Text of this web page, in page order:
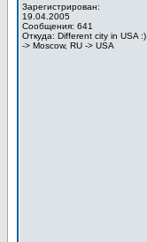
Зарегистрирован:
19.04.2005
Сообщения: 641
Откуда: Different city in USA :)
-> Moscow, RU -> USA